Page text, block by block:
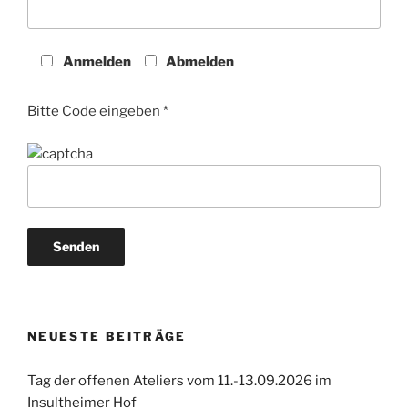
Anmelden Abmelden
Bitte Code eingeben *
NEUESTE BEITRÄGE
Tag der offenen Ateliers vom 11.-13.09.2026 im
Insultheimer Hof